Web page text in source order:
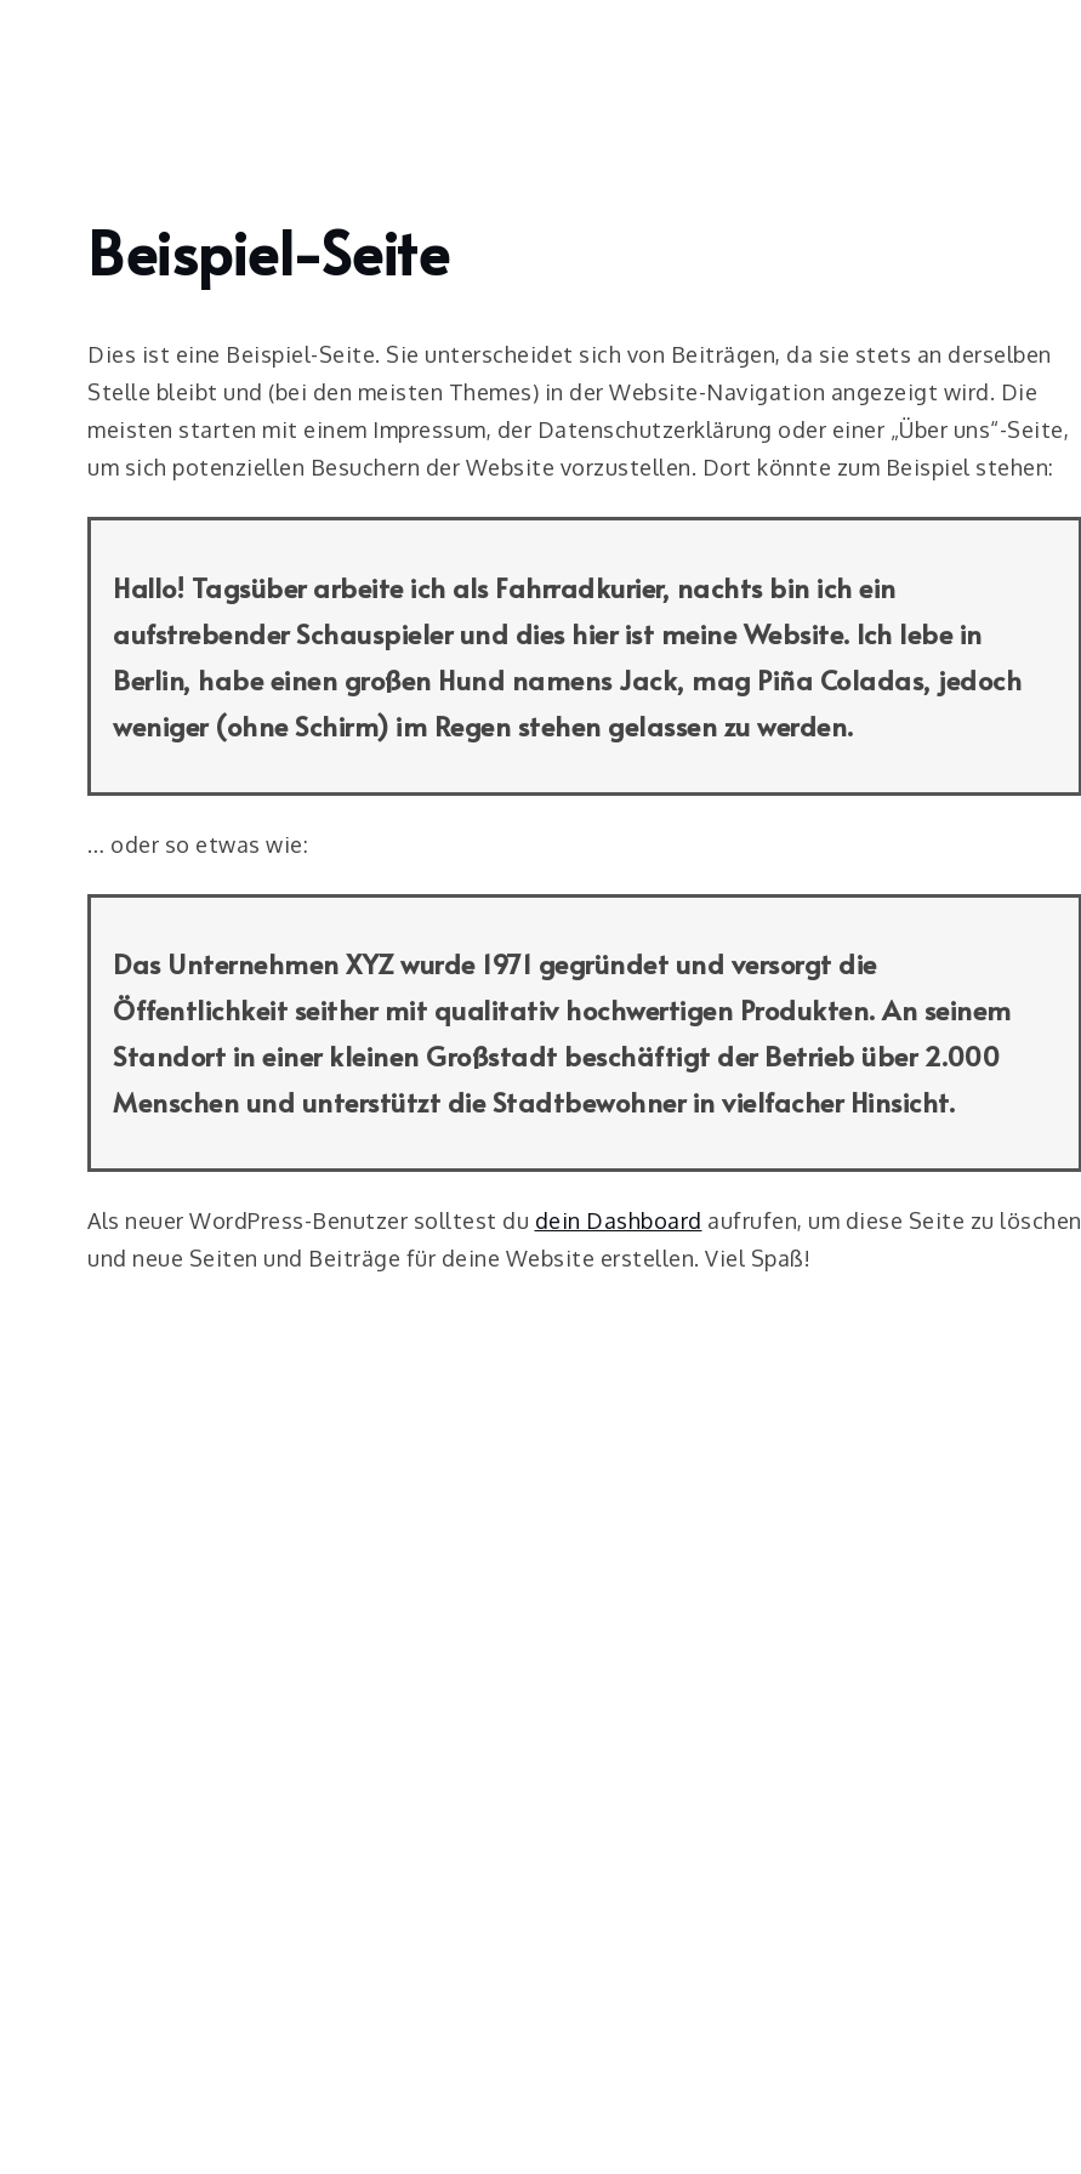
Home
Beispiel-
Beispiel-Seite
Dies ist eine Beispiel-Seite. Sie unterscheidet sich von Beiträgen, da sie stets an derselben
Stelle bleibt und (bei den meisten Themes) in der Website-Navigation angezeigt wird. Die
meisten starten mit einem Impressum, der Datenschutzerklärung oder einer „Über uns“-Seite,
um sich potenziellen Besuchern der Website vorzustellen. Dort könnte zum Beispiel stehen:
Hallo! Tagsüber arbeite ich als Fahrradkurier, nachts bin ich ein
aufstrebender Schauspieler und dies hier ist meine Website. Ich lebe in
Berlin, habe einen großen Hund namens Jack, mag Piña Coladas, jedoch
weniger (ohne Schirm) im Regen stehen gelassen zu werden.
… oder so etwas wie:
Das Unternehmen XYZ wurde 1971 gegründet und versorgt die
Öffentlichkeit seither mit qualitativ hochwertigen Produkten. An seinem
Standort in einer kleinen Großstadt beschäftigt der Betrieb über 2.000
Menschen und unterstützt die Stadtbewohner in vielfacher Hinsicht.
Als neuer WordPress-Benutzer solltest du dein Dashboard aufrufen, um diese Seite zu löschen
und neue Seiten und Beiträge für deine Website erstellen. Viel Spaß!